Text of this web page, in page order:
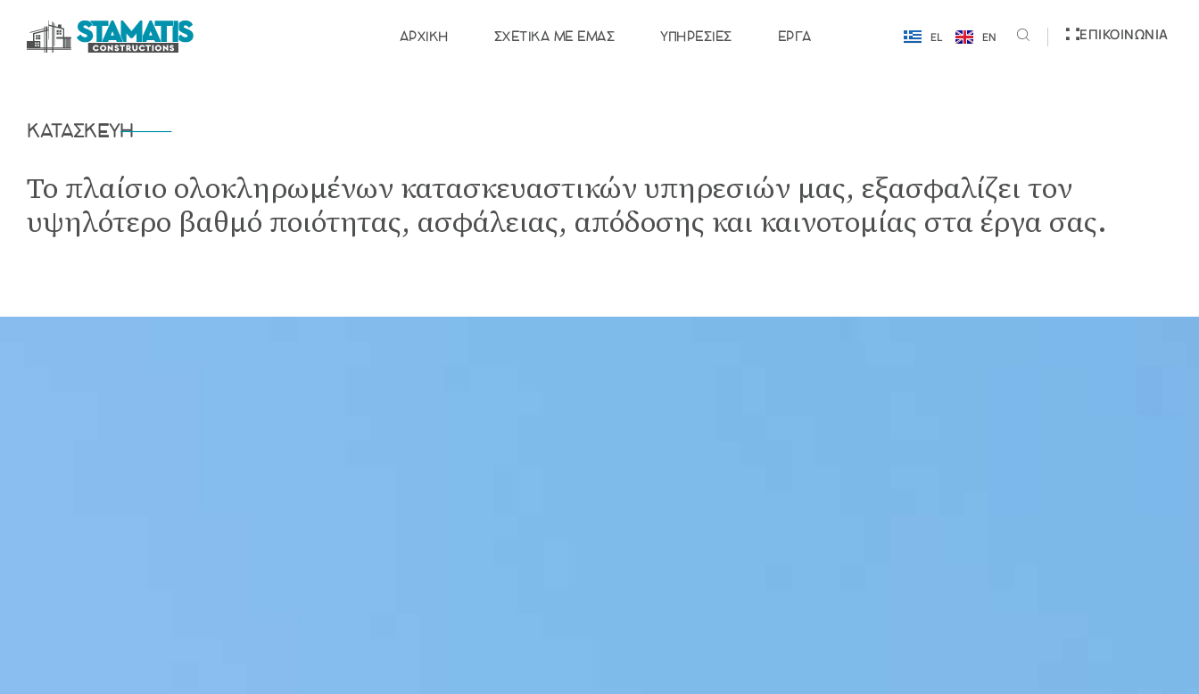
ΑΡΧΙΚΉ ΣΧΕΤΙΚΆ ΜΕ ΕΜΆΣ ΥΠΗΡΕΣΊΕΣ ΈΡΓΑ EL EN ΕΠΙΚΟΙΝΩΝΊΑ
ΚΑΤΑΣΚΕΥΗ
Το πλαίσιο ολοκληρωμένων κατασκευαστικών υπηρεσιών μας, εξασφαλίζει τον
υψηλότερο βαθμό ποιότητας, ασφάλειας, απόδοσης και καινοτομίας στα έργα σας.